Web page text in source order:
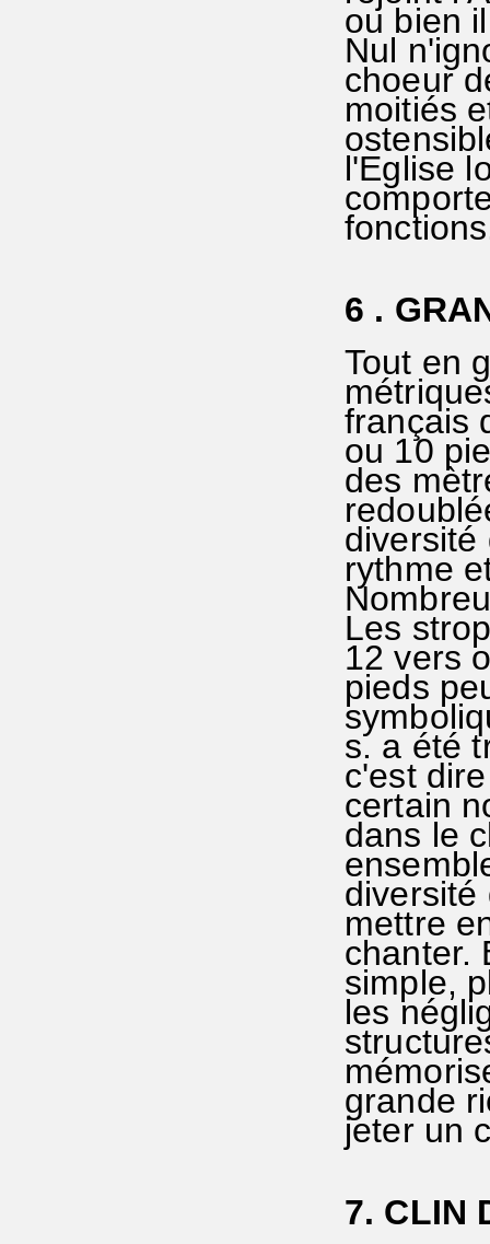
ou bien
Nul
choeur
moitiés
l'Eglise
6 .
Tout en
français
ou 10
des
diversité
rythme
Les
12 vers
pieds
s. a été
c'est
certain
dans le
diversité
mettre
chanter.
simple,
les
grande
jeter un
7. CLIN